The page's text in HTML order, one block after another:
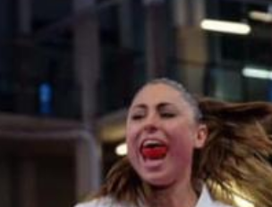
in corso
Sportivo
Federale
Federale di Appello